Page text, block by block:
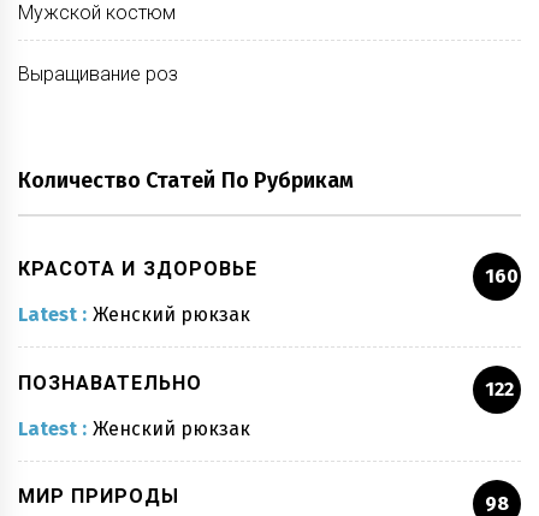
Мужской костюм
Выращивание роз
Количество Статей По Рубрикам
КРАСОТА И ЗДОРОВЬЕ
160
Latest : Женский рюкзак
ПОЗНАВАТЕЛЬНО
122
Latest : Женский рюкзак
МИР ПРИРОДЫ
98